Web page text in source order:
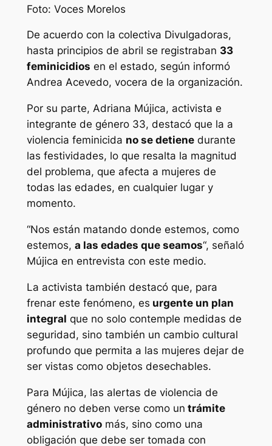
Foto: Voces Morelos
De acuerdo con la colectiva Divulgadoras,
hasta principios de abril se registraban 33
feminicidios en el estado, según informó
Andrea Acevedo, vocera de la organización.
Por su parte, Adriana Mújica, activista e
integrante de género 33, destacó que la a
violencia feminicida no se detienedurante
las festividades, lo que resalta la magnitud
del problema, que afecta a mujeres de
todas las edades, en cualquier lugar y
momento.
“Nos están matando donde estemos, como
estemos, a las edades que seamos“, señaló
Mújica en entrevista con este medio.
La activista también destacó que, para
frenar este fenómeno, es urgente un plan
integral que no solo contemple medidas de
seguridad, sino también un cambio cultural
profundo que permita a las mujeres dejar de
ser vistas como objetos desechables.
Para Mújica, las alertas de violencia de
género no deben verse como un trámite
administrativomás, sino como una
obligación que debe ser tomada con